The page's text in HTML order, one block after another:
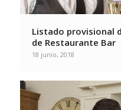
Listado provisional
de Restaurante Bar
18 junio, 2018